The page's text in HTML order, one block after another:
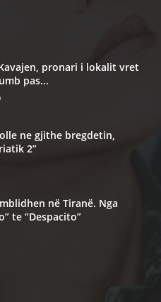
pronari i lokalit vret
pas...
ne gjithe bregdetin,
2”
në Tiranë. Nga
te “Despacito”